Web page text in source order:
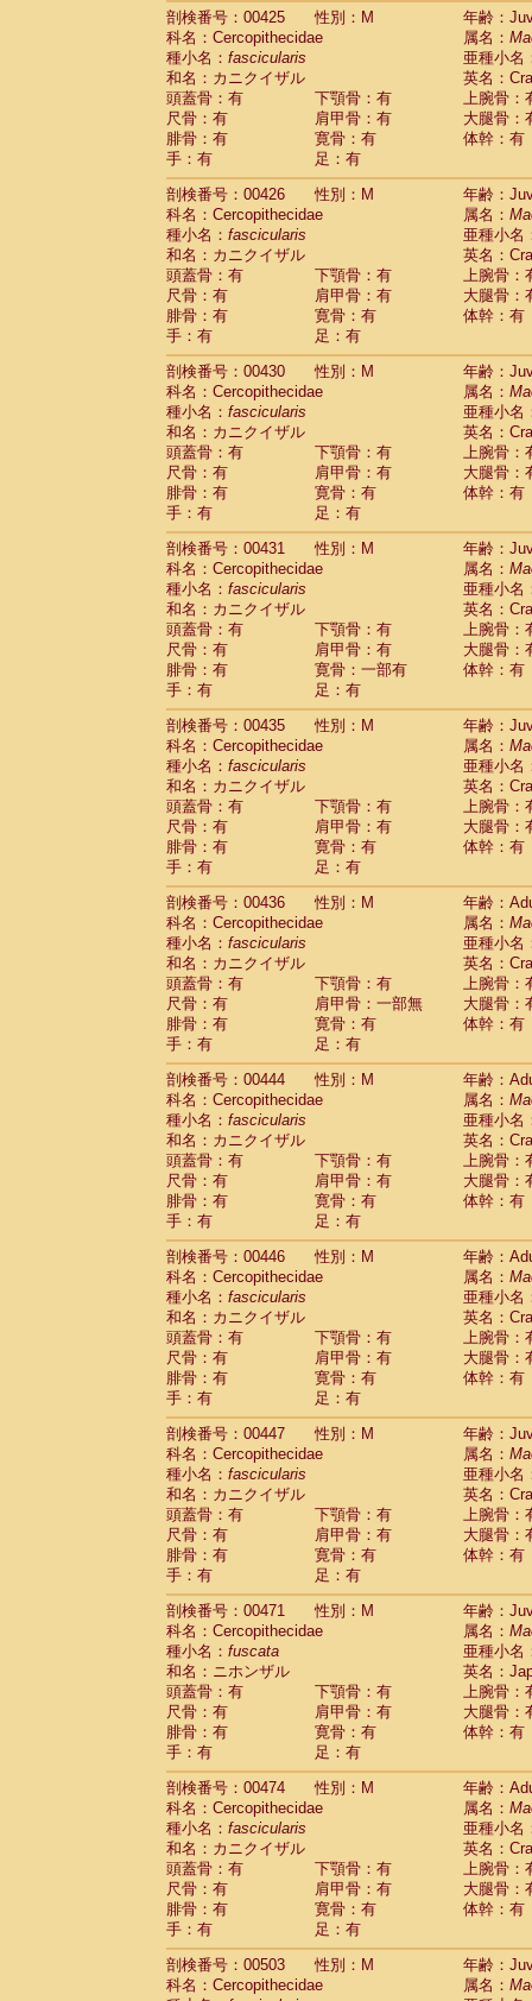
剖検番号：00425
性別：M
年齢：
科名：Cercopithecidae
属名：
種小名： fascicularis
亜種小名
和名：カニクイザル
英名：
頭蓋骨：有
下顎骨：有
上腕骨：
尺骨：有
肩甲骨：有
大腿骨：
腓骨：有
寛骨：有
体幹：有
手：有
足：有
剖検番号：00426
性別：M
年齢：
科名：Cercopithecidae
属名：
種小名： fascicularis
亜種小名
和名：カニクイザル
英名：
頭蓋骨：有
下顎骨：有
上腕骨：
尺骨：有
肩甲骨：有
大腿骨：
腓骨：有
寛骨：有
体幹：有
手：有
足：有
剖検番号：00430
性別：M
年齢：
科名：Cercopithecidae
属名：
種小名： fascicularis
亜種小名
和名：カニクイザル
英名：
頭蓋骨：有
下顎骨：有
上腕骨：
尺骨：有
肩甲骨：有
大腿骨：
腓骨：有
寛骨：有
体幹：有
手：有
足：有
剖検番号：00431
性別：M
年齢：
科名：Cercopithecidae
属名：
種小名： fascicularis
亜種小名
和名：カニクイザル
英名：
頭蓋骨：有
下顎骨：有
上腕骨：
尺骨：有
肩甲骨：有
大腿骨：
腓骨：有
寛骨：一部有
体幹：有
手：有
足：有
剖検番号：00435
性別：M
年齢：
科名：Cercopithecidae
属名：
種小名： fascicularis
亜種小名
和名：カニクイザル
英名：
頭蓋骨：有
下顎骨：有
上腕骨：
尺骨：有
肩甲骨：有
大腿骨：
腓骨：有
寛骨：有
体幹：有
手：有
足：有
剖検番号：00436
性別：M
年齢：
科名：Cercopithecidae
属名：
種小名： fascicularis
亜種小名
和名：カニクイザル
英名：
頭蓋骨：有
下顎骨：有
上腕骨：
尺骨：有
肩甲骨：一部無
大腿骨：
腓骨：有
寛骨：有
体幹：有
手：有
足：有
剖検番号：00444
性別：M
年齢：
科名：Cercopithecidae
属名：
種小名： fascicularis
亜種小名
和名：カニクイザル
英名：
頭蓋骨：有
下顎骨：有
上腕骨：
尺骨：有
肩甲骨：有
大腿骨：
腓骨：有
寛骨：有
体幹：有
手：有
足：有
剖検番号：00446
性別：M
年齢：
科名：Cercopithecidae
属名：
種小名： fascicularis
亜種小名
和名：カニクイザル
英名：
頭蓋骨：有
下顎骨：有
上腕骨：
尺骨：有
肩甲骨：有
大腿骨：
腓骨：有
寛骨：有
体幹：有
手：有
足：有
剖検番号：00447
性別：M
年齢：
科名：Cercopithecidae
属名：
種小名： fascicularis
亜種小名
和名：カニクイザル
英名：
頭蓋骨：有
下顎骨：有
上腕骨：
尺骨：有
肩甲骨：有
大腿骨：
腓骨：有
寛骨：有
体幹：有
手：有
足：有
剖検番号：00471
性別：M
年齢：
科名：Cercopithecidae
属名：
種小名： fuscata
亜種小名
和名：ニホンザル
英名：
頭蓋骨：有
下顎骨：有
上腕骨：
尺骨：有
肩甲骨：有
大腿骨：
腓骨：有
寛骨：有
体幹：有
手：有
足：有
剖検番号：00474
性別：M
年齢：
科名：Cercopithecidae
属名：
種小名： fascicularis
亜種小名
和名：カニクイザル
英名：
頭蓋骨：有
下顎骨：有
上腕骨：
尺骨：有
肩甲骨：有
大腿骨：
腓骨：有
寛骨：有
体幹：有
手：有
足：有
剖検番号：00503
性別：M
年齢：
科名：Cercopithecidae
属名：